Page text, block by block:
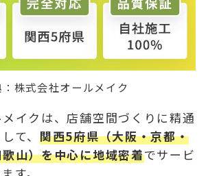
株式会社オールメイク
イクは、店舗空間づくりに精通
て、 関西5府県（大阪・京都・
山）を中心に地域密着でサービ